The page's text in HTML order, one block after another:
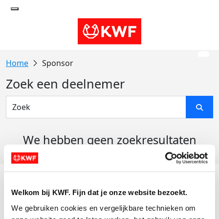
Welkom bij KWF. Fijn dat je onze website bezoekt.
We gebruiken cookies en vergelijkbare technieken om
Sponsor
Zoek een deelnemer
We hebben geen zoekresultaten
Actiematerialen
Evenementen